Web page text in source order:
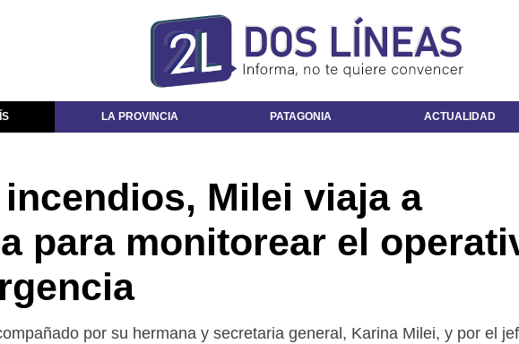
LA PROVINCIA PATAGONIA ACTUALIDAD
Milei viaja a
para monitorear el
por su hermana y secretaria general, Karina Milei, y por el